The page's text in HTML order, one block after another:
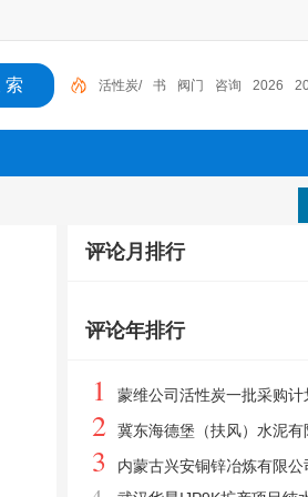
活性炭/ 书 阀门 咨询 2026
评论月排行
评论年排行
1
蒙维公司活性炭一批采购计
临时）采购公告
2
冀东海德堡（扶风）水泥有
性炭滤料询比价公告
3
内蒙古兴安铜锌冶炼有限